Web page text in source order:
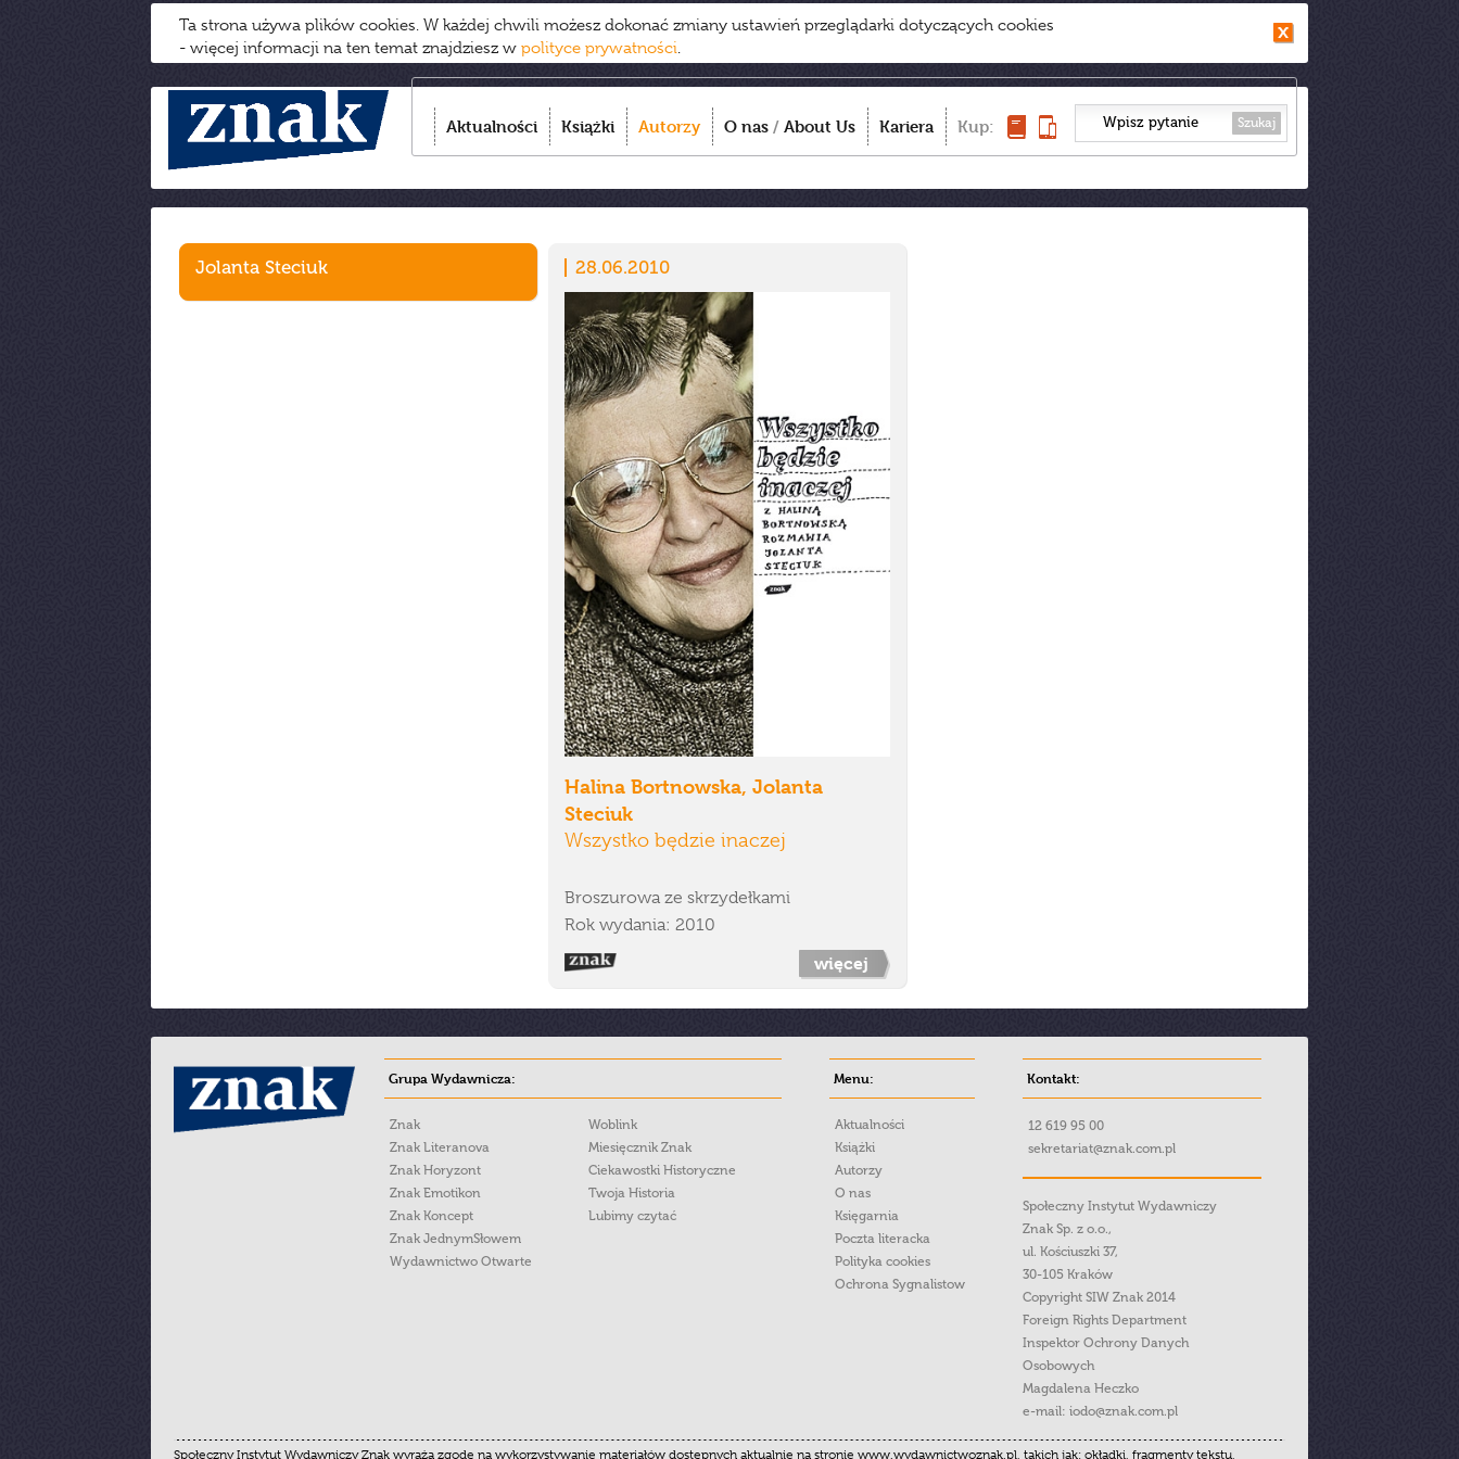
Ta strona używa plików cookies. W każdej chwili możesz dokonać zmiany ustawień przeglądarki dotyczących cookies
- więcej informacji na ten temat znajdziesz w polityce prywatności.
Aktualności Książki Autorzy O nas / About Us Kariera Kup: Szukaj
Jolanta Steciuk 28.06.2010
Halina Bortnowska, Jolanta
Steciuk
Wszystko będzie inaczej
Broszurowa ze skrzydełkami
Rok wydania: 2010
więcej
Grupa Wydawnicza:
Znak
Znak Literanova
Znak Horyzont
Znak Emotikon
Znak Koncept
Znak JednymSłowem
Wydawnictwo Otwarte
Woblink
Miesięcznik Znak
Ciekawostki Historyczne
Twoja Historia
Lubimy czytać
Menu:
Aktualności
Książki
Autorzy
O nas
Księgarnia
Poczta literacka
Polityka cookies
Ochrona Sygnalistow
Kontakt:
12 619 95 00
sekretariat@znak.com.pl
Społeczny Instytut Wydawniczy
Znak Sp. z o.o.,
ul. Kościuszki 37,
30-105 Kraków
Copyright SIW Znak 2014
Foreign Rights Department
Inspektor Ochrony Danych
Osobowych
Magdalena Heczko
e-mail: iodo@znak.com.pl
Społeczny Instytut Wydawniczy Znak wyraża zgodę na wykorzystywanie materiałów dostępnych aktualnie na stronie www.wydawnictwoznak.pl, takich jak: okładki, fragmenty tekstu,